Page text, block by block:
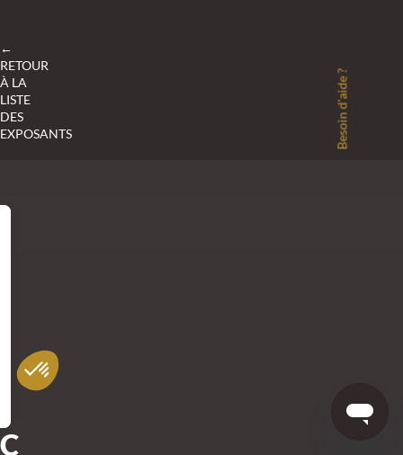
←
RETOUR
À LA
LISTE
DES
EXPOSANTS
Besoin d'aide ?